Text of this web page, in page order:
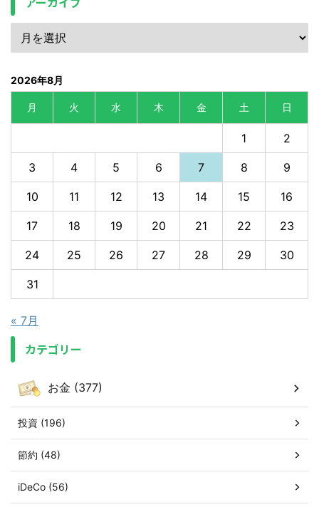
2026年8月
月 火 水 木 金 土 日
1 2
3 4 5 6 7 8 9
10 11 12 13 14 15 16
17 18 19 20 21 22 23
24 25 26 27 28 29 30
31
« 7月
カテゴリー
お金 (377)
投資 (196)
節約 (48)
iDeCo (56)